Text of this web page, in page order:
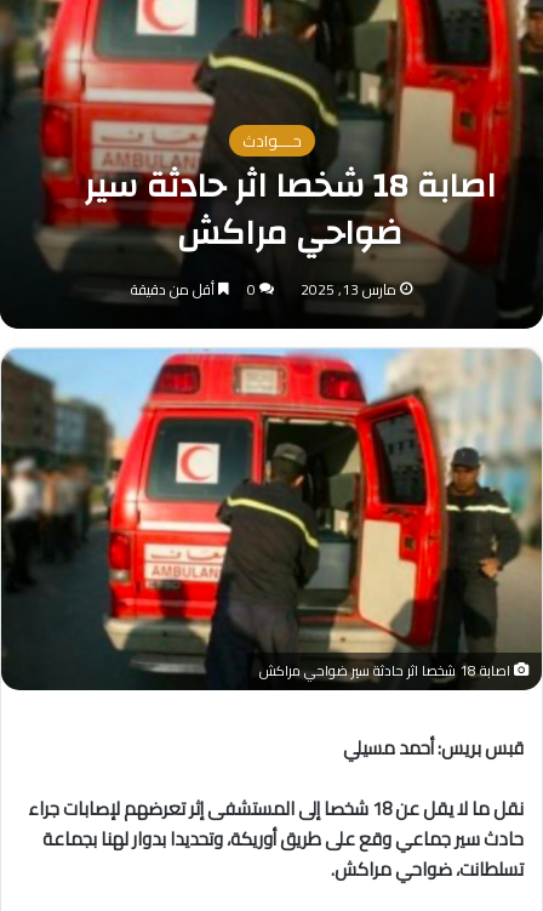
حــــوادث
اصابة 18 شخصا اثر حادثة سير
ضواحي مراكش
مارس 13, 2025 0 أقل من دقيقة
اصابة 18 شخصا اثر حادثة سير ضواحي مراكش
قبس بريس: أحمد مسيلي
نقل ما لا يقل عن 18 شخصا إلى المستشفى إثر تعرضهم لإصابات جراء
حادث سير جماعي وقع على طريق أوريكة، وتحديدا بدوار لهنا بجماعة
تسلطانت، ضواحي مراكش.